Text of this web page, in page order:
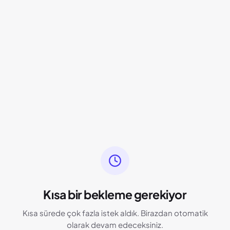
Kısa bir bekleme gerekiyor
Kısa sürede çok fazla istek aldık. Birazdan otomatik
olarak devam edeceksiniz.